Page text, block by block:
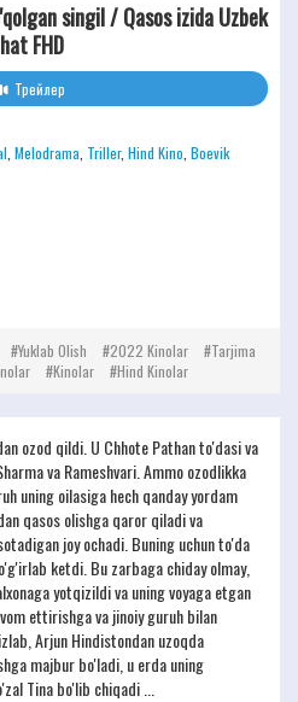
singil / Qasos izida Uzbek
FHD
Трейлер
Melodrama Triller, Hind Kino Boevik
Yuklab Olish 2022 Kinolar
Tarjima
Kinolar Hind Kinolar
ozod qildi. U Chhote Pathan to'dasi va
va Rameshvari. Ammo ozodlikka
uning oilasiga hech qanday yordam
qasos olishga qaror qiladi va
joy ochadi. Buning uchun to'da
ketdi. Bu zarbaga chiday olmay,
yotqizildi va uning voyaga etgan
ettirishga va jinoiy guruh bilan
Arjun Hindistondan uzoqda
majbur bo'ladi, u erda uning
Tina bo'lib chiqadi ...